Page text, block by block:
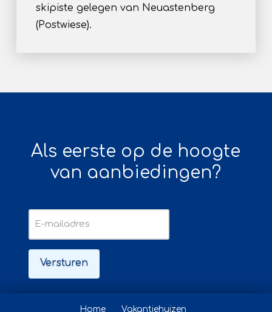
skipiste gelegen van Neuastenberg
(Postwiese).
Als eerste op de hoogte
van aanbiedingen?
Home Vakantiehuizen